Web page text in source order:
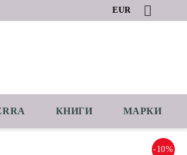
EUR
КНИГИ МАРКИ
-10%